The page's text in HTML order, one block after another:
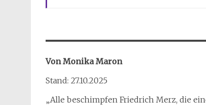
Von Monika Maron
Stand: 27.10.2025
„Alle beschimpfen Friedrich Merz, die